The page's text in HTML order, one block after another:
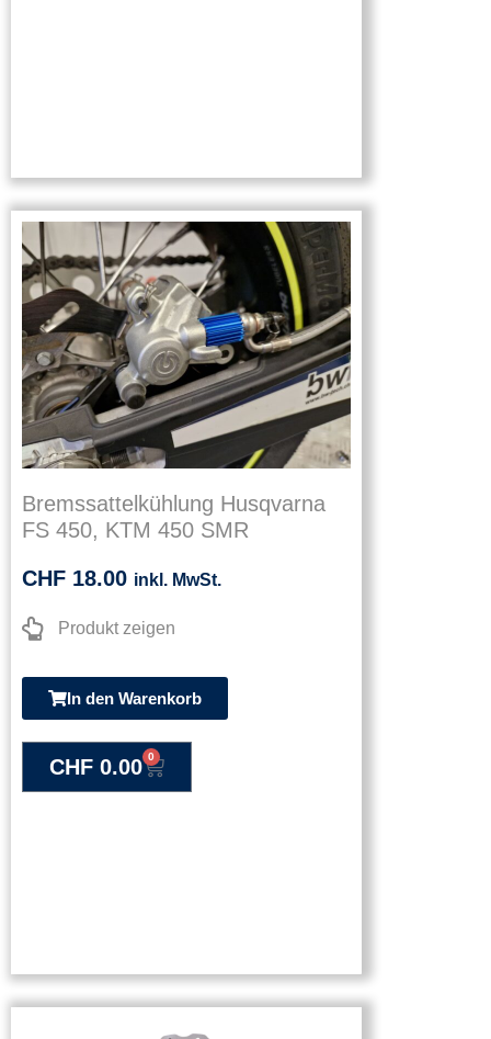
Bremssattelkühlung Husqvarna
FS 450, KTM 450 SMR
CHF 18.00 inkl. MwSt.
Produkt zeigen
In den Warenkorb
CHF 0.00 0